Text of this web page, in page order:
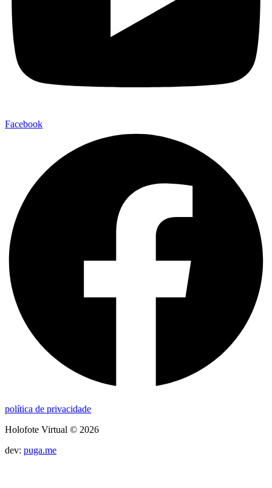
Facebook
política de privacidade
Holofote Virtual © 2026
dev: puga.me